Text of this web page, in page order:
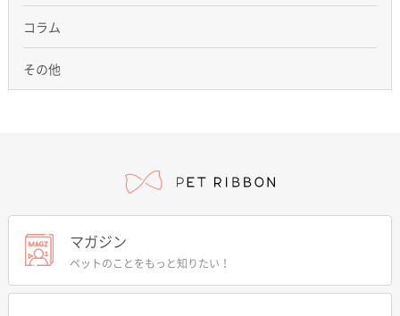
コラム
その他
マガジン
ペットのことをもっと知りたい！